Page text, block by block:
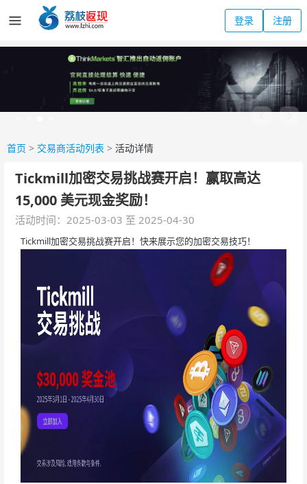
登录 注册
首页 > 交易商活动列表 > 活动详情
Tickmill加密交易挑战赛开启！赢取高达
15,000 美元现金奖励！
活动时间：2025-03-03 至 2025-04-30
Tickmill加密交易挑战赛开启！快来展示您的加密交易技巧！